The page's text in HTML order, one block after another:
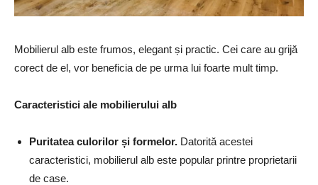
Mobilierul alb este frumos, elegant și practic. Cei care au grijă
corect de el, vor beneficia de pe urma lui foarte mult timp.
Caracteristici ale mobilierului alb
Puritatea culorilor și formelor. Datorită acestei
caracteristici, mobilierul alb este popular printre proprietarii
de case.